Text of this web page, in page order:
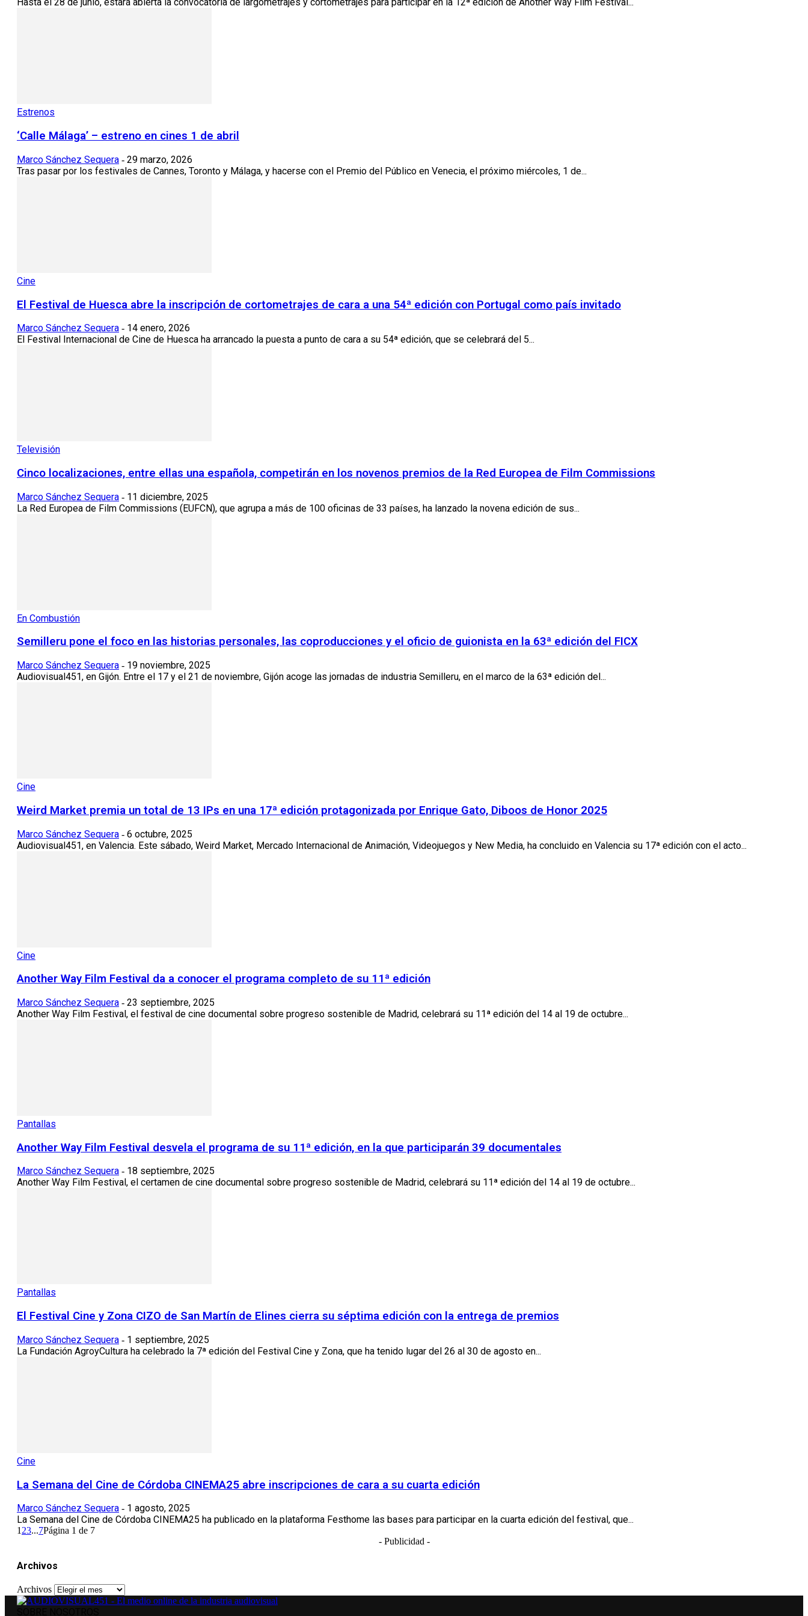
Hasta el 28 de junio, estará abierta la convocatoria de largometrajes y cortometrajes para participar en la 12ª edición de Another Way Film Festival...
Estrenos
‘Calle Málaga’ – estreno en cines 1 de abril
Marco Sánchez Sequera - 29 marzo, 2026
Tras pasar por los festivales de Cannes, Toronto y Málaga, y hacerse con el Premio del Público en Venecia, el próximo miércoles, 1 de...
Cine
El Festival de Huesca abre la inscripción de cortometrajes de cara a una 54ª edición con Portugal como país invitado
Marco Sánchez Sequera - 14 enero, 2026
El Festival Internacional de Cine de Huesca ha arrancado la puesta a punto de cara a su 54ª edición, que se celebrará del 5...
Televisión
Cinco localizaciones, entre ellas una española, competirán en los novenos premios de la Red Europea de Film Commissions
Marco Sánchez Sequera - 11 diciembre, 2025
La Red Europea de Film Commissions (EUFCN), que agrupa a más de 100 oficinas de 33 países, ha lanzado la novena edición de sus...
En Combustión
Semilleru pone el foco en las historias personales, las coproducciones y el oficio de guionista en la 63ª edición del FICX
Marco Sánchez Sequera - 19 noviembre, 2025
Audiovisual451, en Gijón. Entre el 17 y el 21 de noviembre, Gijón acoge las jornadas de industria Semilleru, en el marco de la 63ª edición del...
Cine
Weird Market premia un total de 13 IPs en una 17ª edición protagonizada por Enrique Gato, Diboos de Honor 2025
Marco Sánchez Sequera - 6 octubre, 2025
Audiovisual451, en Valencia. Este sábado, Weird Market, Mercado Internacional de Animación, Videojuegos y New Media, ha concluido en Valencia su 17ª edición con el acto...
Cine
Another Way Film Festival da a conocer el programa completo de su 11ª edición
Marco Sánchez Sequera - 23 septiembre, 2025
Another Way Film Festival, el festival de cine documental sobre progreso sostenible de Madrid, celebrará su 11ª edición del 14 al 19 de octubre...
Pantallas
Another Way Film Festival desvela el programa de su 11ª edición, en la que participarán 39 documentales
Marco Sánchez Sequera - 18 septiembre, 2025
Another Way Film Festival, el certamen de cine documental sobre progreso sostenible de Madrid, celebrará su 11ª edición del 14 al 19 de octubre...
Pantallas
El Festival Cine y Zona CIZO de San Martín de Elines cierra su séptima edición con la entrega de premios
Marco Sánchez Sequera - 1 septiembre, 2025
La Fundación AgroyCultura ha celebrado la 7ª edición del Festival Cine y Zona, que ha tenido lugar del 26 al 30 de agosto en...
Cine
La Semana del Cine de Córdoba CINEMA25 abre inscripciones de cara a su cuarta edición
Marco Sánchez Sequera - 1 agosto, 2025
La Semana del Cine de Córdoba CINEMA25 ha publicado en la plataforma Festhome las bases para participar en la cuarta edición del festival, que...
1 23...7Página 1 de 7
- Publicidad -
Archivos
Archivos